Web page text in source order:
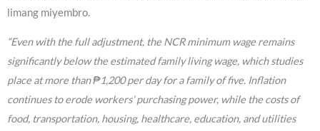
limang miyembro.
“Even with the full adjustment, the NCR minimum wage remains
significantly below the estimated family living wage, which studies
place at more than ₱1,200 per day for a family of five. Inflation
continues to erode workers’ purchasing power, while the costs of
food, transportation, housing, healthcare, education, and utilities